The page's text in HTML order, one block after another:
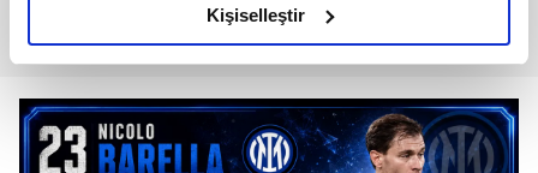
olduğunu ve sizlere en iyi içerikleri sunabilmek adına
elimizden gelen çabayı gösterdiğimizi ve bu noktada,
reklamların maliyetlerimizi karşılamak noktasında tek gelir
kalemimiz olduğunu sizlere hatırlatmak isteriz.
Her halükârda, kullanıcılar, bu çerezlere izin vermedikleri
Kişiselleştir